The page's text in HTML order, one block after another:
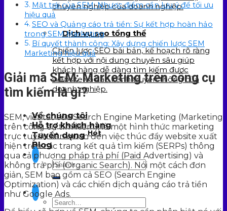
chuyên nghiệp của doanh nghiệp.
Dịch vụ seo tổng thể
Chiến lược SEO bài bản, kế hoạch rõ ràng
kết hợp với nội dung chuyên sâu giúp
khách hàng dễ dàng tìm kiếm được
website và các kênh truyền thông của
doanh nghiệp.
Về chúng tôi
Hỗ trợ khách hàng
Tuyển dụngHot
Blog
Mặt trái của SEM: Nhược điểm cần lưu ý để tối ưu
hiệu quả
SEO và Quảng cáo trả tiền: Sự kết hợp hoàn hảo
trong SEM Marketing
Bí quyết thành công: Xây dựng chiến lược SEM
Marketing hiệu quả
Giải mã SEM: Marketing trên công cụ
tìm kiếm là gì?
SEM, viết tắt của Search Engine Marketing (Marketing
trên công cụ tìm kiếm), là một hình thức marketing
trực tuyến liên quan đến việc thúc đẩy website xuất
hiện trên các trang kết quả tìm kiếm (SERPs) thông
qua cả phương pháp trả phí (Paid Advertising) và
không trả phí (Organic Search). Nói một cách đơn
giản, SEM bao gồm cả SEO (Search Engine
Optimization) và các chiến dịch quảng cáo trả tiền
như Google Ads.